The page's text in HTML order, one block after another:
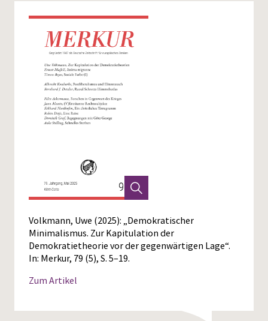
Volkmann, Uwe (2025): „Demokratischer
Minimalismus. Zur Kapitulation der
Demokratietheorie vor der gegenwärtigen Lage“.
In: Merkur, 79 (5), S. 5–19.
Zum Artikel